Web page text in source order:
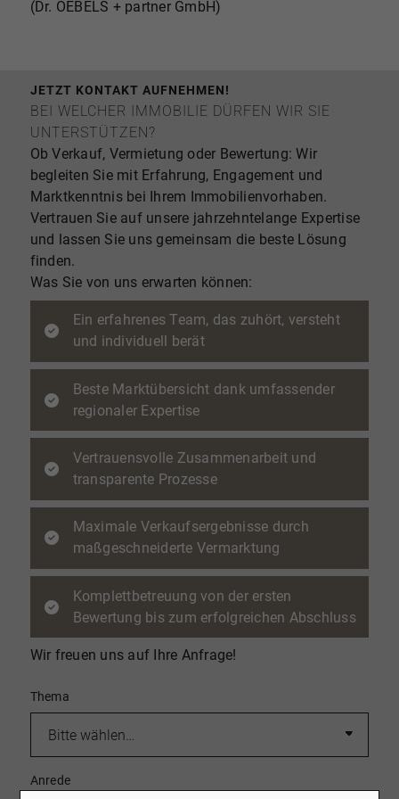
(Dr. OEBELS + partner GmbH)
JETZT KONTAKT AUFNEHMEN!
BEI WELCHER IMMOBILIE DÜRFEN WIR SIE
UNTERSTÜTZEN?
Ob Verkauf, Vermietung oder Bewertung: Wir
begleiten Sie mit Erfahrung, Engagement und
Marktkenntnis bei Ihrem Immobilienvorhaben.
Vertrauen Sie auf unsere jahrzehntelange Expertise
und lassen Sie uns gemeinsam die beste Lösung
finden.
Was Sie von uns erwarten können:
Ein erfahrenes Team, das zuhört, versteht
und individuell berät
Beste Marktübersicht dank umfassender
regionaler Expertise
Vertrauensvolle Zusammenarbeit und
transparente Prozesse
Maximale Verkaufsergebnisse durch
maßgeschneiderte Vermarktung
Komplettbetreuung von der ersten
Bewertung bis zum erfolgreichen Abschluss
Wir freuen uns auf Ihre Anfrage!
Thema
Anrede